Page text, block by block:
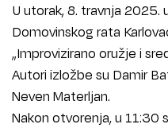
U utorak, 8. travnja 2025.
Domovinskog rata
„Improvizirano oružje i
Autori izložbe su Damir
Neven Materljan.
Nakon otvorenja, u 11:30